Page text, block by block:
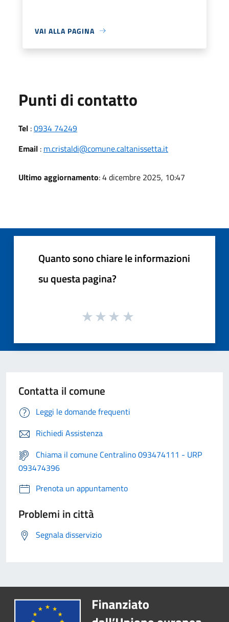
VAI ALLA PAGINA
Punti di contatto
Tel :0934 74249
Email : m.cristaldi@comune.caltanissetta.it
Ultimo aggiornamento: 4 dicembre 2025, 10:47
Quanto sono chiare le informazioni
su questa pagina?
Contatta il comune
Leggi le domande frequenti
Richiedi Assistenza
Chiama il comune Centralino 093474111 - URP
093474396
Prenota un appuntamento
Problemi in città
Segnala disservizio